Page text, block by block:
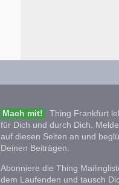
Mach mit!
Thing Frankfurt
für Dich und durch Dich.
auf diesen Seiten an und
Deinen Beiträgen.
Abonniere die Thing
dem Laufenden und tausch